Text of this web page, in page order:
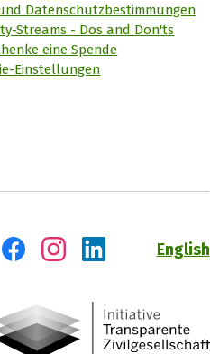
Datenschutzbestimmungen
Streams - Dos and Don'ts
eine Spende
Einstellungen
English